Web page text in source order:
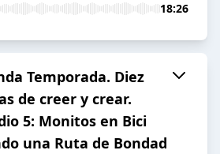
18:26
Temporada. Diez
de creer y crear.
5: Monitos en Bici
una Ruta de Bondad